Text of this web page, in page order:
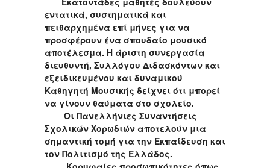
εντατικά, συστηματικά και
πειθαρχημένα επί μήνες για να
προσφέρουν ένα σπουδαίο μουσικό
αποτέλεσμα. Η άριστη συνεργασία
διευθυντή, Συλλόγου Διδασκόντων και
εξειδικευμένου και δυναμικού
Καθηγητή Μουσικής δείχνει ότι μπορεί
να γίνουν θαύματα στο σχολείο.
Οι Πανελλήνιες Συναντήσεις
Σχολικών Χορωδιών αποτελούν μια
σημαντική τομή για την Εκπαίδευση και
τον Πολιτισμό της Ελλάδος.